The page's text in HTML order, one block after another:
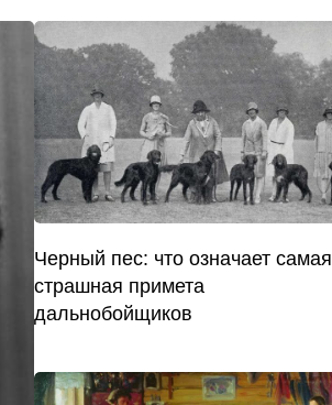
Черный пес: что означает самая
страшная примета
дальнобойщиков